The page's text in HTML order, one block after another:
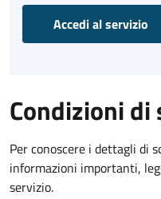
Accedi al servizio
Condizioni di
Per conoscere i dettagli di
informazioni importanti,
servizio.